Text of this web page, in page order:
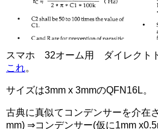
スマホ 32オーム用 ダイレクト
これ。
サイズは3mm x 3mmのQFN16L。
古典に真似てコンデンサーを介在
mm) ⇒コンデンサー(仮に1mm